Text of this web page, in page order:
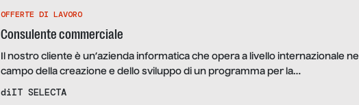
Progettazione e Acquisti, avrà […]
OFFERTE DI LAVORO
Consulente commerciale
Il nostro cliente è un’azienda informatica che opera a livello internazionale nel
campo della creazione e dello sviluppo di un programma per la
diIT SELECTA